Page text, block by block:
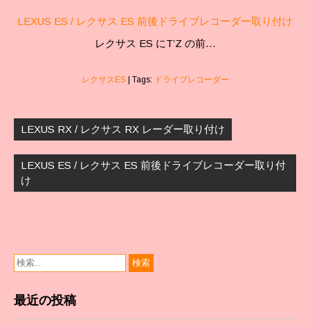
LEXUS ES / レクサス ES 前後ドライブレコーダー取り付け
レクサス ES にT’Z の前…
レクサスES | Tags: ドライブレコーダー
稿
ナ
ビ
ゲ
ー
LEXUS RX / レクサス RX レーダー取り付け
LEXUS ES / レクサス ES 前後ドライブレコーダー取り付
け
最近の投稿